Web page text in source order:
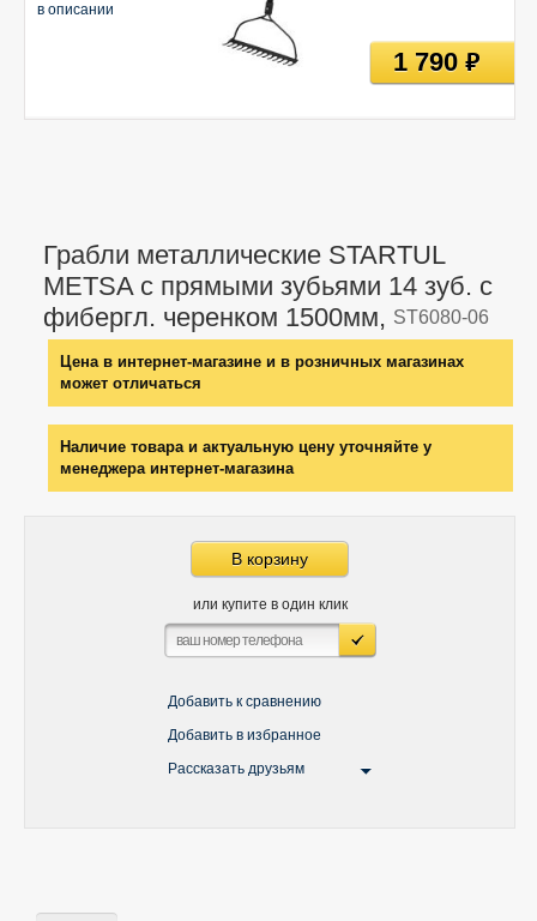
Грабли металлические STARTUL
METSA с прямыми зубьями 14 зуб. с
фибергл. черенком 1500мм, ST6080-06
Цена в интернет-магазине и в розничных магазинах
может отличаться
Наличие товара и актуальную цену уточняйте у
менеджера интернет-магазина
В корзину
или купите в один клик
Добавить к сравнению
Добавить в избранное
Рассказать друзьям
в описании
1 790руб